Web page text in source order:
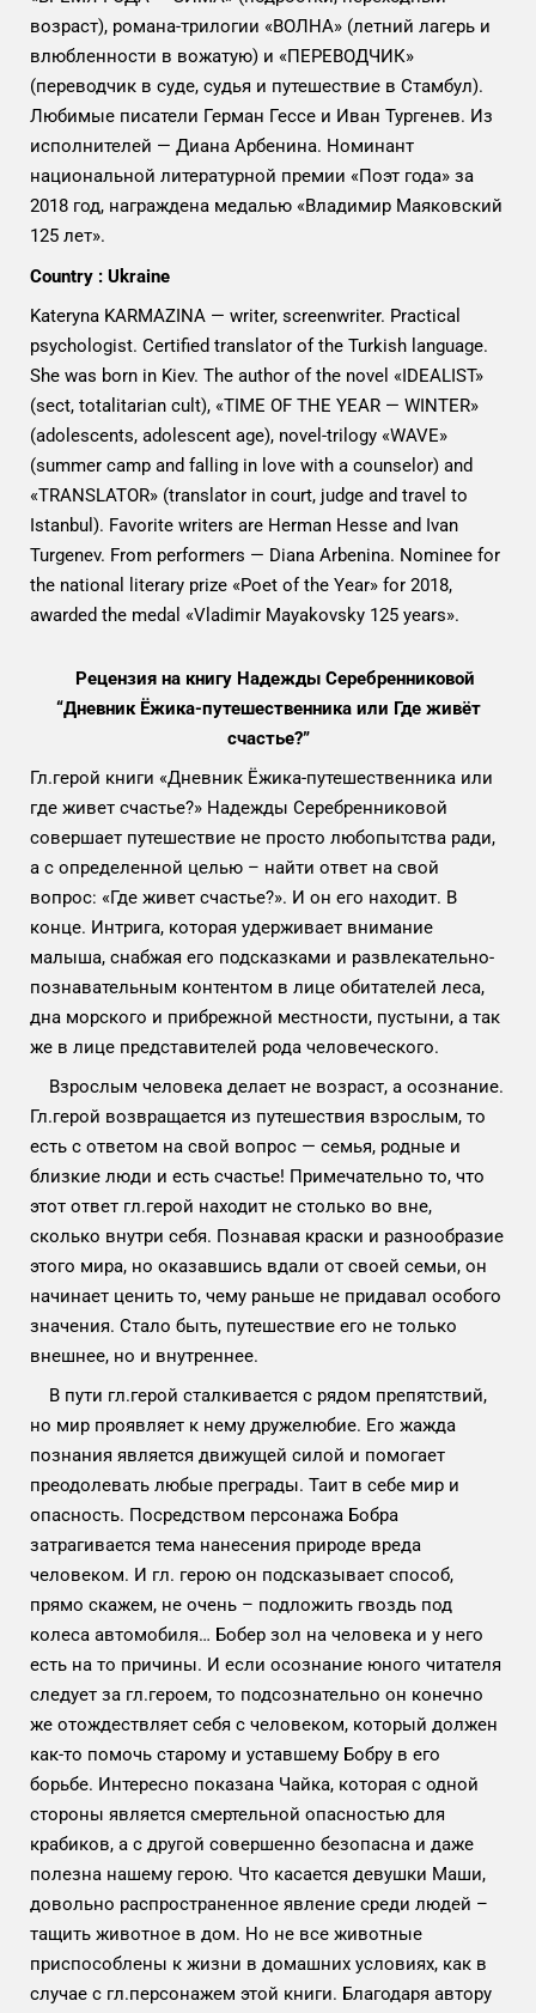
возраст), романа-трилогии «ВОЛНА» (летний лагерь и
влюбленности в вожатую) и «ПЕРЕВОДЧИК»
(переводчик в суде, судья и путешествие в Стамбул).
Любимые писатели Герман Гессе и Иван Тургенев. Из
исполнителей — Диана Арбенина. Номинант
национальной литературной премии «Поэт года» за
2018 год, награждена медалью «Владимир Маяковский
125 лет».
Country : Ukraine
Kateryna KARMAZINA — writer, screenwriter. Practical
psychologist. Certified translator of the Turkish language.
She was born in Kiev. The author of the novel «IDEALIST»
(sect, totalitarian cult), «TIME OF THE YEAR — WINTER»
(adolescents, adolescent age), novel-trilogy «WAVE»
(summer camp and falling in love with a counselor) and
«TRANSLATOR» (translator in court, judge and travel to
Istanbul). Favorite writers are Herman Hesse and Ivan
Turgenev. From performers — Diana Arbenina. Nominee for
the national literary prize «Poet of the Year» for 2018,
awarded the medal «Vladimir Mayakovsky 125 years».
Рецензия на книгу Надежды Серебренниковой
“Дневник Ёжика-путешественника или Где живёт
счастье?”
Гл.герой книги «Дневник Ёжика-путешественника или
где живет счастье?» Надежды Серебренниковой
совершает путешествие не просто любопытства ради,
а с определенной целью – найти ответ на свой
вопрос: «Где живет счастье?». И он его находит. В
конце. Интрига, которая удерживает внимание
малыша, снабжая его подсказками и развлекательно-
познавательным контентом в лице обитателей леса,
дна морского и прибрежной местности, пустыни, а так
же в лице представителей рода человеческого.
Взрослым человека делает не возраст, а осознание.
Гл.герой возвращается из путешествия взрослым, то
есть с ответом на свой вопрос — семья, родные и
близкие люди и есть счастье! Примечательно то, что
этот ответ гл.герой находит не столько во вне,
сколько внутри себя. Познавая краски и разнообразие
этого мира, но оказавшись вдали от своей семьи, он
начинает ценить то, чему раньше не придавал особого
значения. Стало быть, путешествие его не только
внешнее, но и внутреннее.
В пути гл.герой сталкивается с рядом препятствий,
но мир проявляет к нему дружелюбие. Его жажда
познания является движущей силой и помогает
преодолевать любые преграды. Таит в себе мир и
опасность. Посредством персонажа Бобра
затрагивается тема нанесения природе вреда
человеком. И гл. герою он подсказывает способ,
прямо скажем, не очень – подложить гвоздь под
колеса автомобиля… Бобер зол на человека и у него
есть на то причины. И если осознание юного читателя
следует за гл.героем, то подсознательно он конечно
же отождествляет себя с человеком, который должен
как-то помочь старому и уставшему Бобру в его
борьбе. Интересно показана Чайка, которая с одной
стороны является смертельной опасностью для
крабиков, а с другой совершенно безопасна и даже
полезна нашему герою. Что касается девушки Маши,
довольно распространенное явление среди людей –
тащить животное в дом. Но не все животные
приспособлены к жизни в домашних условиях, как в
случае с гл.персонажем этой книги. Благодаря автору